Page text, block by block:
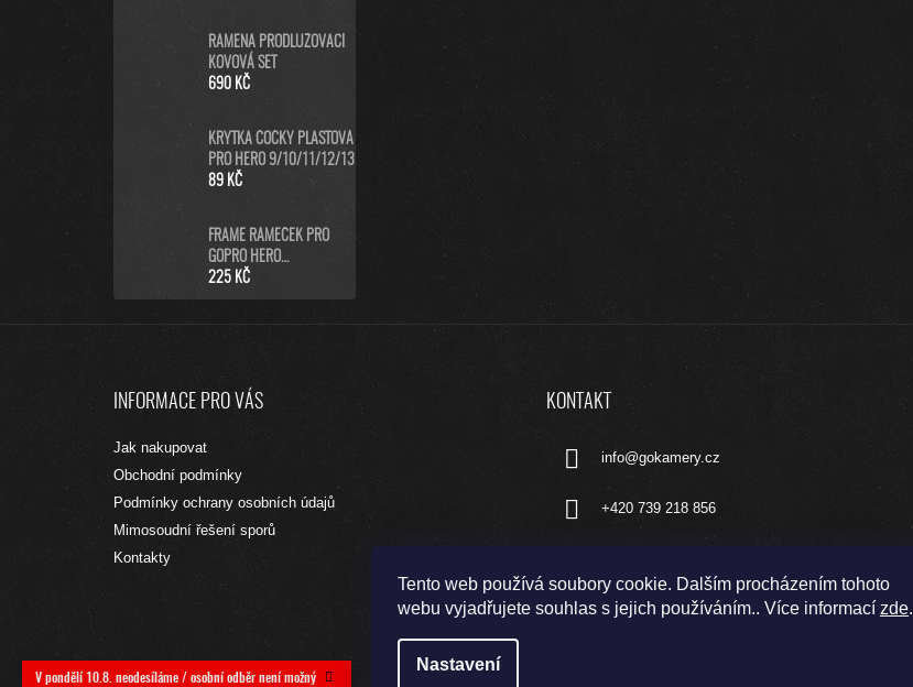
Tento web používá soubory cookie. Dalším procházením tohoto
webu vyjadřujete souhlas s jejich používáním.. Více informací zde.
Nastavení
V pondělí 10.8. neodesíláme / osobní odběr není možný
KRYTKA ČOČKY KAMERY -
ČERNÁ
RAMENA PRODLUŽOVACÍ
KOVOVÁ SET
690 KČ
KRYTKA ČOČKY PLASTOVÁ
PRO HERO 9/10/11/12/13
89 KČ
FRAME RÁMEČEK PRO
GOPRO HERO
9/10/11/12/13 BLACK
225 KČ
INFORMACE PRO VÁS
Jak nakupovat
Obchodní podmínky
Podmínky ochrany osobních údajů
Mimosoudní řešení sporů
Kontakty
KONTAKT
info@gokamery.cz
+420 739 218 856